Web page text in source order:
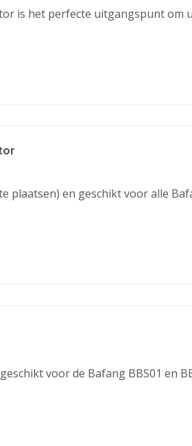
is het perfecte uitgangspunt om
plaatsen) en geschikt voor alle
voor de Bafang BBS01 en